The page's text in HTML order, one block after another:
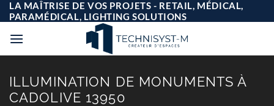
Passer
au
contenu
LA MAÎTRISE DE VOS PROJETS - RETAIL, MÉDICAL,
PARAMÉDICAL, LIGHTING SOLUTIONS
ILLUMINATION DE MONUMENTS À
CADOLIVE 13950